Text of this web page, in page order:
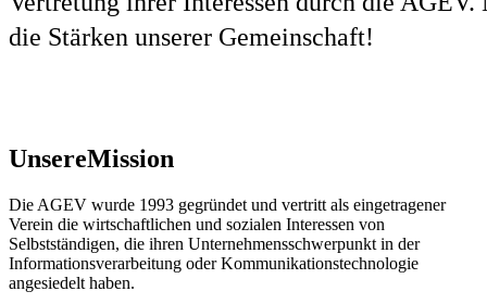
die Stärken unserer Gemeinschaft!
UnsereMission
Die AGEV wurde 1993 gegründet und vertritt als eingetragener
Verein die wirtschaftlichen und sozialen Interessen von
Selbstständigen, die ihren Unternehmensschwerpunkt in der
Informationsverarbeitung oder Kommunikationstechnologie
angesiedelt haben.